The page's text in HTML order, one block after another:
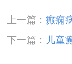
上一篇： 癫痫
下一篇：
儿童